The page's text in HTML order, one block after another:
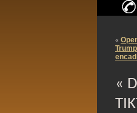
«
«